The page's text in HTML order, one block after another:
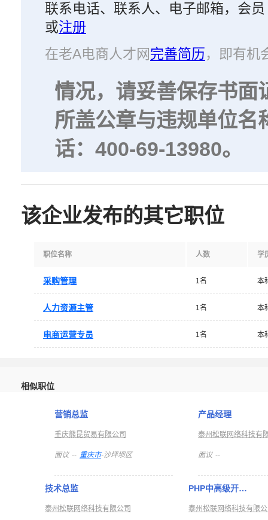
联系电话、联系人、电子邮箱，会员
或注册
在老A电商人才网完善简历，即有机
情况，请妥善保存书面
所盖公章与违规单位名
话：400-69-13980。
该企业发布的其它职位
职位名称 人数 学
采购管理 1名 本
人力资源主管 1名 本
电商运营专员 1名 本
相似职位
营销总监
重庆熊昆贸易有限公司
面议 -- 重庆市-沙坪坝区
产品经理
泰州松联网络科技有
面议 --
技术总监
泰州松联网络科技有限公司
PHP中高级开…
泰州松联网络科技有限